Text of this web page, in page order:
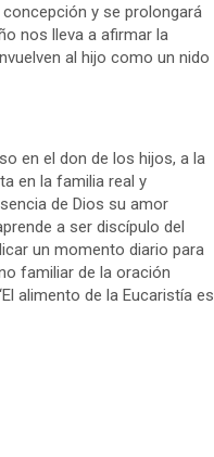
y se prolongará
nos lleva a afirmar la
al hijo como un nido
en el don de los hijos, a la
en la familia real y
de Dios su amor
a ser discípulo del
un momento diario para
familiar de la oración
alimento de la Eucaristía es